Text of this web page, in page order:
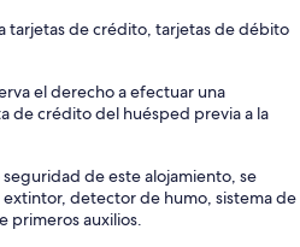
tarjetas de crédito, tarjetas de débito
el derecho a efectuar una
de crédito del huésped previa a la
de este alojamiento, se
extintor, detector de humo, sistema de
primeros auxilios.